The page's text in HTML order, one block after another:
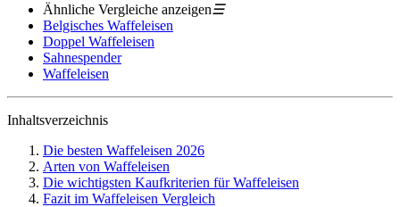
Ähnliche Vergleiche anzeigen☰
Belgisches Waffeleisen
Doppel Waffeleisen
Sahnespender
Waffeleisen
Inhaltsverzeichnis
Die besten Waffeleisen 2026
Arten von Waffeleisen
Die wichtigsten Kaufkriterien für Waffeleisen
Fazit im Waffeleisen Vergleich